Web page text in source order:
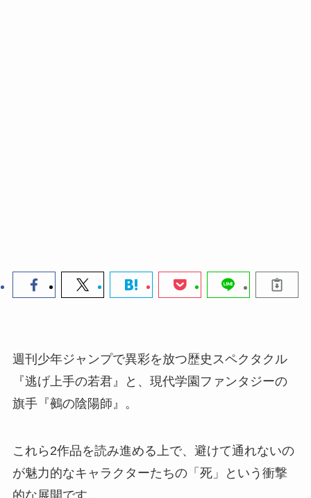
週刊少年ジャンプで異彩を放つ歴史スペクタクル
『逃げ上手の若君』と、現代学園ファンタジーの
旗手『鵺の陰陽師』。
これら2作品を読み進める上で、避けて通れないの
が魅力的なキャラクターたちの「死」という衝撃
的な展開です。